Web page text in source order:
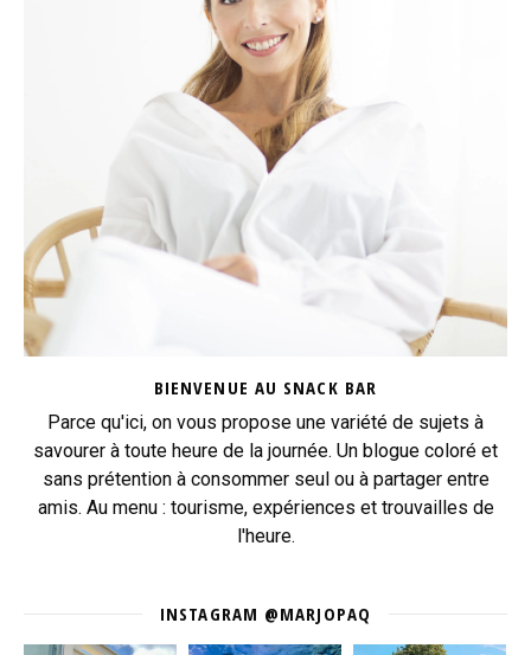
BIENVENUE AU SNACK BAR
Parce qu'ici, on vous propose une variété de sujets à
savourer à toute heure de la journée. Un blogue coloré et
sans prétention à consommer seul ou à partager entre
amis. Au menu : tourisme, expériences et trouvailles de
l'heure.
INSTAGRAM @MARJOPAQ